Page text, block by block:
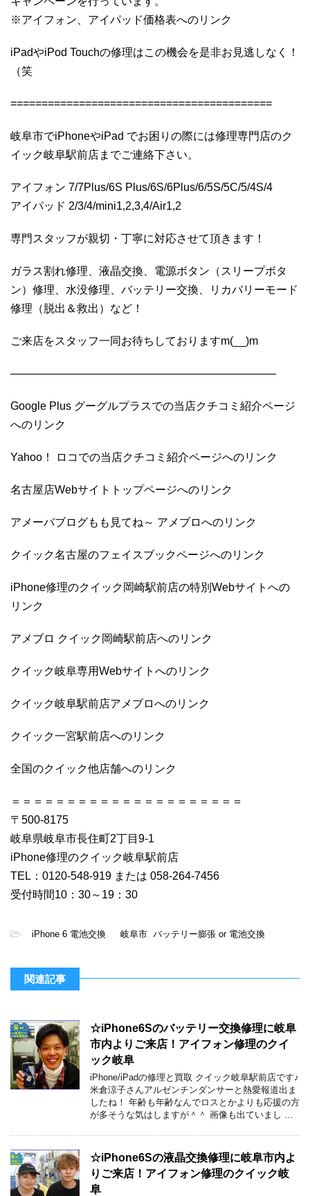
※アイフォン、アイパッド価格表へのリンク
iPadやiPod Touchの修理はこの機会を是非お見逃しなく！
（笑
==========================================
岐阜市でiPhoneやiPad でお困りの際には修理専門店のク
イック岐阜駅前店までご連絡下さい。
アイフォン 7/7Plus/6S Plus/6S/6Plus/6/5S/5C/5/4S/4
アイパッド 2/3/4/mini1,2,3,4/Air1,2
専門スタッフが親切・丁寧に対応させて頂きます！
ガラス割れ修理、液晶交換、電源ボタン（スリープボタ
ン）修理、水没修理、バッテリー交換、リカバリーモード
修理（脱出＆救出）など！
ご来店をスタッフ一同お待ちしておりますm(__)m
————————————————————————
Google Plus グーグルプラスでの当店クチコミ紹介ページ
へのリンク
Yahoo！ ロコでの当店クチコミ紹介ページへのリンク
名古屋店Webサイトトップページへのリンク
アメーバブログもも見てね～ アメブロへのリンク
クイック名古屋のフェイスブックページへのリンク
iPhone修理のクイック岡崎駅前店の特別Webサイトへの
リンク
アメブロ クイック岡崎駅前店へのリンク
クイック岐阜専用Webサイトへのリンク
クイック岐阜駅前店アメブロへのリンク
クイック一宮駅前店へのリンク
全国のクイック他店舗へのリンク
＝＝＝＝＝＝＝＝＝＝＝＝＝＝＝＝＝＝＝＝＝
〒500-8175
岐阜県岐阜市長住町2丁目9-1
iPhone修理のクイック岐阜駅前店
TEL：0120-548-919 または 058-264-7456
受付時間10：30～19：30
- iPhone 6 電池交換 岐阜市 バッテリー膨張 or 電池交換
関連記事
☆iPhone6Sのバッテリー交換修理に岐阜
市内よりご来店！アイフォン修理のクイ
ック岐阜
iPhone/iPadの修理と買取 クイック岐阜駅前店です♪
米倉涼子さんアルゼンチンダンサーと熱愛報道出ま
したね！ 年齢も年齢なんでロスとかよりも応援の方
が多そうな気はしますが＾＾ 画像も出ていまし …
☆iPhone6Sの液晶交換修理に岐阜市内よ
りご来店！アイフォン修理のクイック岐
阜